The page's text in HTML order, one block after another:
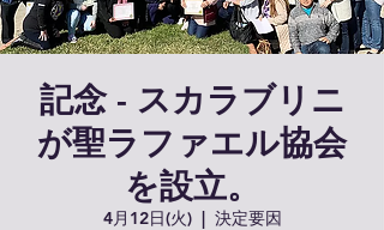
記念 - スカラブリニ
が聖ラファエル協会
を設立。
4月12日(火)
  |
決定要因